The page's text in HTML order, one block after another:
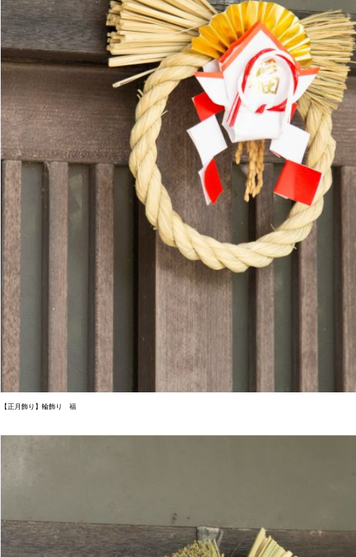
【正月飾り】輪飾り 福